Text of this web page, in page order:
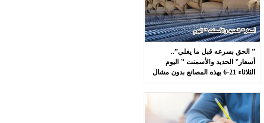
” الحق بسرعه قبل ما يغلي”..
أسعار” الحديد والأسمنت ” اليوم
الثلاثاء 21-6 بهذه المصانع بدون مشال